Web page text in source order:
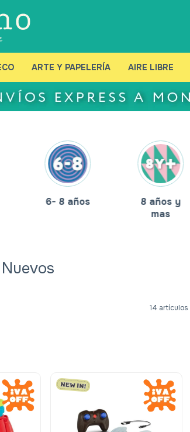
ARTE Y PAPELERÍA AIRE LIBRE
6- 8 años
8 años y
mas
14 artículos